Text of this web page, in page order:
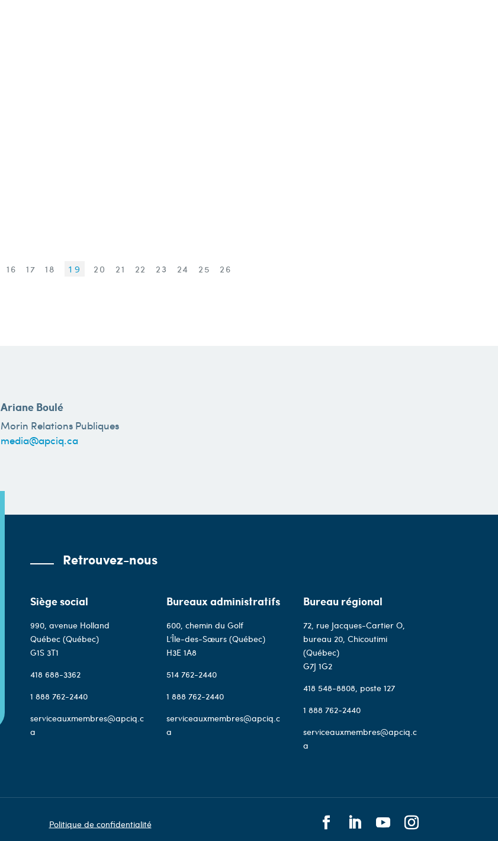
16 17 18 19 20 21 22 23 24 25
26
Ariane Boulé
Morin Relations Publiques
media@apciq.ca
Retrouvez-nous
Siège social
990, avenue Holland
Québec (Québec)
G1S 3T1
418 688-3362
1 888 762-2440
serviceauxmembres@apciq.c
a
Bureaux administratifs
600, chemin du Golf
L’Île-des-Sœurs (Québec)
H3E 1A8
514 762-2440
1 888 762-2440
serviceauxmembres@apciq.c
a
Bureau régional
72, rue Jacques-Cartier O,
bureau 20, Chicoutimi
(Québec)
G7J 1G2
418 548-8808 , poste 127
1 888 762-2440
serviceauxmembres@apciq.c
a
Politique de confidentialité